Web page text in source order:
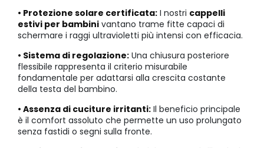
• Protezione solare certificata: I nostri cappelli
estivi per bambini vantano trame fitte capaci di
schermare i raggi ultravioletti più intensi con efficacia.
• Sistema di regolazione: Una chiusura posteriore
flessibile rappresenta il criterio misurabile
fondamentale per adattarsi alla crescita costante
della testa del bambino.
• Assenza di cuciture irritanti: Il beneficio principale
è il comfort assoluto che permette un uso prolungato
senza fastidi o segni sulla fronte.